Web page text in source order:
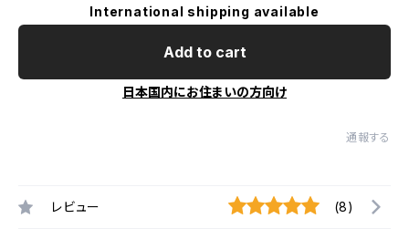
International shipping available
Add to cart
日本国内にお住まいの方向け
通報する
レビュー (8)